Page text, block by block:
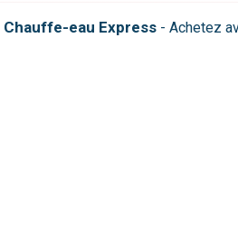
Chauffe-eau Express